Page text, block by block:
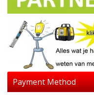
Payment Method